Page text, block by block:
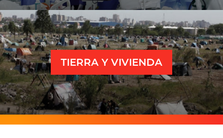
TIERRA Y VIVIENDA